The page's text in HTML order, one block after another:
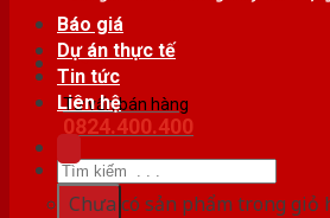
Tư vấn bán hàng
0824.400.400
Tìm
kiếm:
Báo giá
Dự án thực tế
Tin tức
Liên hệ
Chưa có sản phẩm trong giỏ